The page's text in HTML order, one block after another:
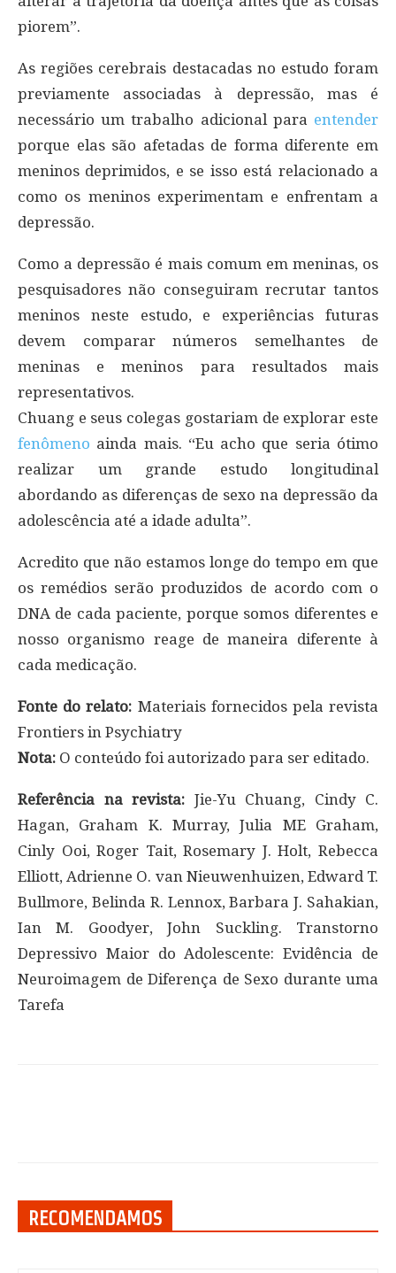
piorem”.
As regiões cerebrais destacadas no estudo foram
previamente associadas à depressão, mas é
necessário um trabalho adicional para entender
porque elas são afetadas de forma diferente em
meninos deprimidos, e se isso está relacionado a
como os meninos experimentam e enfrentam a
depressão.
Como a depressão é mais comum em meninas, os
pesquisadores não conseguiram recrutar tantos
meninos neste estudo, e experiências futuras
devem comparar números semelhantes de
meninas e meninos para resultados mais
representativos.
Chuang e seus colegas gostariam de explorar este
fenômeno ainda mais. “Eu acho que seria ótimo
realizar um grande estudo longitudinal
abordando as diferenças de sexo na depressão da
adolescência até a idade adulta”.
Acredito que não estamos longe do tempo em que
os remédios serão produzidos de acordo com o
DNA de cada paciente, porque somos diferentes e
nosso organismo reage de maneira diferente à
cada medicação.
Fonte do relato: Materiais fornecidos pela revista
Frontiers in Psychiatry
Nota: O conteúdo foi autorizado para ser editado.
Referência na revista: Jie-Yu Chuang, Cindy C.
Hagan, Graham K. Murray, Julia ME Graham,
Cinly Ooi, Roger Tait, Rosemary J. Holt, Rebecca
Elliott, Adrienne O. van Nieuwenhuizen, Edward T.
Bullmore, Belinda R. Lennox, Barbara J. Sahakian,
Ian M. Goodyer, John Suckling. Transtorno
Depressivo Maior do Adolescente: Evidência de
Neuroimagem de Diferença de Sexo durante uma
Tarefa
RECOMENDAMOS